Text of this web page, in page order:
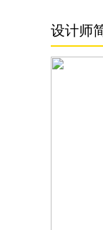
设计师